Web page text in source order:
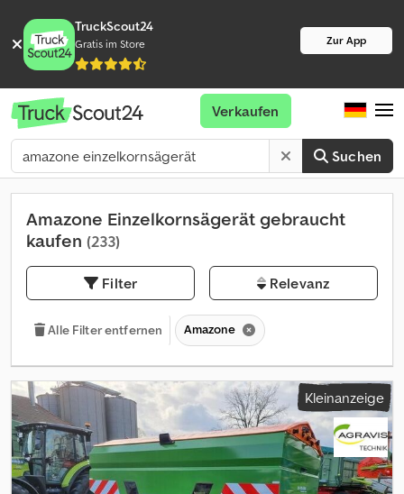
TruckScout24
Gratis im Store Zur App
Suchen
Verkaufen
Amazone Einzelkornsägerät gebraucht
kaufen (233)
Filter Relevanz
Alle Filter entfernen Amazone
Kleinanzeige